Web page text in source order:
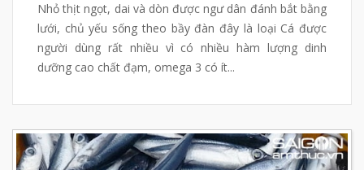
Nhỏ thịt ngọt, dai và dòn được ngư dân đánh bắt bằng
lưới, chủ yếu sống theo bầy đàn đây là loại Cá được
người dùng rất nhiều vì có nhiều hàm lượng dinh
dưỡng cao chất đạm, omega 3 có ít...